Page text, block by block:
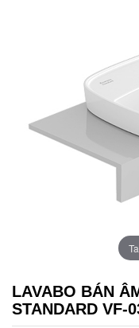
LAVABO BÁN
STANDARD VF-